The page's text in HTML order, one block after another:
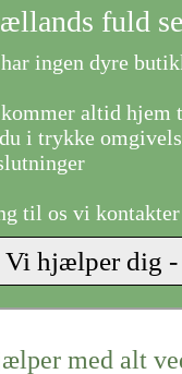
fuld
ingen dyre
altid hjem
i trykke
til os vi
med alt